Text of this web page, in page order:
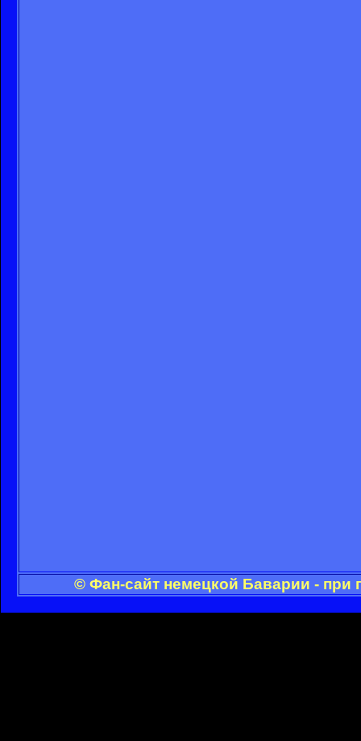
© Фан-сайт немецкой Баварии - при